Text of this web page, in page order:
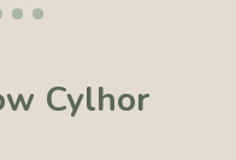
Cylhor